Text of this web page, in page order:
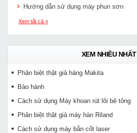
Hướng dẫn sử dụng máy phun sơn
Xem tất cả »
XEM NHIỀU NHẤT
Phân biệt thật giả hàng Makita
Bảo hành
Cách sử dụng Máy khoan rút lõi bê tông
Phân biệt thật giả máy hàn Riland
Cách sử dụng máy bắn cốt laser